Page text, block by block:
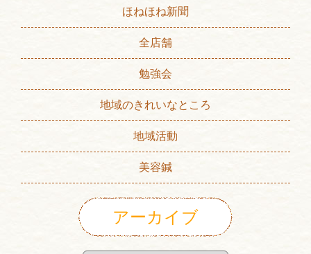
ほねほね新聞
全店舗
勉強会
地域のきれいなところ
地域活動
美容鍼
アーカイブ